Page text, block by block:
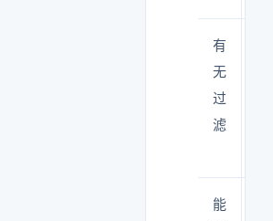
有
无
过
滤
能